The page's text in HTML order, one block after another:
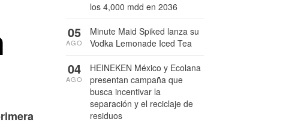
los 4,000 mdd en 2036
Minute Maid Spiked lanza su
Vodka Lemonade Iced Tea
05
AGO
HEINEKEN México y Ecolana
presentan campaña que
busca incentivar la
separación y el reciclaje de
residuos
04
AGO